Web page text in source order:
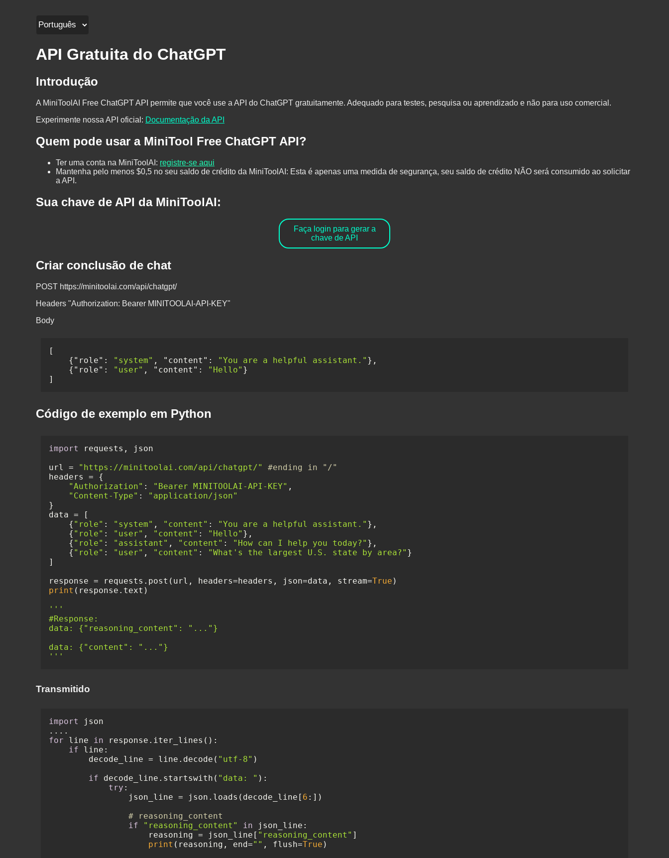
API Gratuita do ChatGPT
Introdução
A MiniToolAI Free ChatGPT API permite que você use a API do ChatGPT gratuitamente. Adequado para testes, pesquisa ou aprendizado e não para uso comercial.
Experimente nossa API oficial : Documentação da API
Quem pode usar a MiniTool Free ChatGPT API?
Ter uma conta na MiniToolAI : registre-se aqui
Mantenha pelo menos $0,5 no seu saldo de crédito da MiniToolAI: Esta é apenas uma medida de segurança, seu saldo de crédito NÃO será consumido ao solicitar
a API.
Sua chave de API da MiniToolAI:
Faça login para gerar a
chave de API
Criar conclusão de chat
POST https://minitoolai.com/api/chatgpt/
Headers "Authorization: Bearer MINITOOLAI-API-KEY"
Body
[
{ "role" : "system" , "content" : "You are a helpful assistant." } ,
{ "role" : "user" , "content" : "Hello" }
]
Código de exemplo em Python
import
requests, json
url =
"https://minitoolai.com/api/chatgpt/"
#ending in "/"
headers = {
"Authorization" : "Bearer MINITOOLAI-API-KEY" ,
"Content-Type" :
"application/json"
}
data = [
    {
"role" : "system" , "content" : "You are a helpful assistant." },
    {
"role" : "user" , "content" : "Hello" },
    {
"role" : "assistant" , "content" : "How can I help you today?" },
    {
"role" : "user" , "content" : "What's the largest U.S. state by area?" }
]
response = requests.post(url, headers=headers, json=data, stream=True
print (response.text)
'''
#Response:
data: {"reasoning_content": "..."}
data: {"content": "..."}
'''
Transmitido
import
json
for line in response.iter_lines():
if line:
        decode_line = line.decode(
"utf-8" )
if decode_line.startswith( "data: " ):
try :
                json_line = json.loads(decode_line[
6 :])
# reasoning_content
if
"reasoning_content" in json_line:
                    reasoning = json_line[
"reasoning_content" ]
print (reasoning, end="" , flush=True )